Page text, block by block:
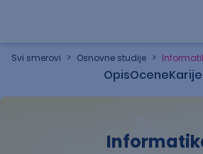
Svi smerovi > Osnovne studije >
OpisOcene